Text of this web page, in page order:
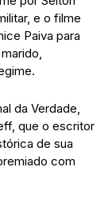
e o filme
Paiva para
da Verdade,
que o escritor
de sua
com